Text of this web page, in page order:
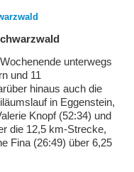
unterwegs
und 11
hinaus auch die
in Eggenstein,
Knopf (52:34) und
die 12,5 km-Strecke,
Fina (26:49) über 6,25